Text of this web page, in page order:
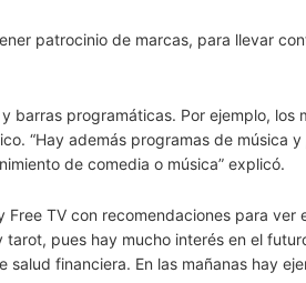
patrocinio de marcas, para llevar
barras programáticas. Por ejemplo, los
“Hay además programas de música y
de comedia o música” explicó.
TV con recomendaciones para ver
pues hay mucho interés en el
financiera. En las mañanas hay